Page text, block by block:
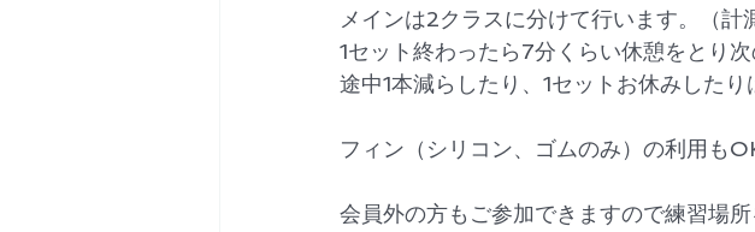
メインは2クラスに分けて行います。（計
1セット終わったら7分くらい休憩をとり次
途中1本減らしたり、1セットお休みしたり
フィン（シリコン、ゴムのみ）の利用も
会員外の方もご参加できますので練習場